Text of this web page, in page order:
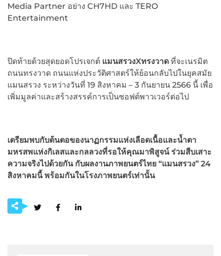
Media Partner อย่าง CH7HD และ TERO
Entertainment
ปิดท้ายด้วยสุดยอดโปรเจกต์ แมนสรวงXทรงวาด ที่จะเนรมิต
ถนนทรงวาด ถนนแห่งประวัติศาสตร์ให้ย้อนกลับไปในยุคสมัย
แมนสรวง ระหว่างวันที่ 19 สิงหาคม – 3 กันยายน 2566 นี้ เพื่อ
เพิ่มมูลค่าและสร้างสรรค์การเป็นซอฟต์พาวเวอร์ต่อไป
เตรียมพบกับต้นตอของนาฏกรรมแห่งเลือดเนื้อและน้ำตา
มหรสพแห่งกิเลสและกลลวงที่รอให้คุณมาพิสูจน์ ร่วมสืบเสาะ
ความจริงไปด้วยกัน กับผลงานภาพยนตร์ไทย “แมนสรวง” 24
สิงหาคมนี้ พร้อมกันในโรงภาพยนตร์เท่านั้น